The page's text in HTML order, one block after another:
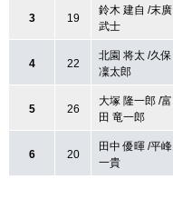
3 19
鈴木 建自 /末廣
武士
4 22
北園 将太 /久保
凜太郎
5 26
大塚 隆一郎 /富
田 竜一郎
6 20
田中 優暉 /平峰
一貴